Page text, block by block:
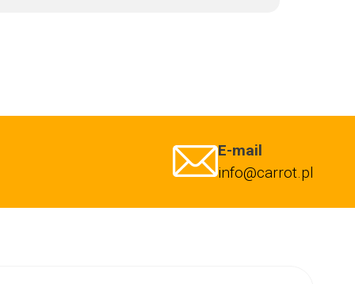
E-mail
info@carrot.pl